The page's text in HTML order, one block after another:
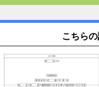
こちら